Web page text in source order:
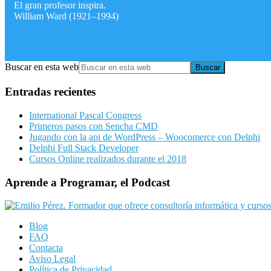
El gran profesor inspira.
William Ward (1921–1994)
Buscar en esta web
Entradas recientes
International Pascal Congress
Primeros pasos con Sencha CMD
Jugando con la api de WordPress – Woocomerce con Delphi
Delphi Full Stack Developer
Cursos Online realizados durante el 2018
Aprende a Programar, el Podcast
Blog
FAQ
Contacta
Aviso Legal